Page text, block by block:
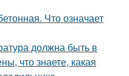
Что означает
должна быть в
что знаете, какая